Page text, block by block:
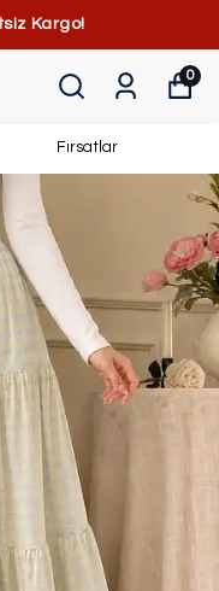
Kargo!
0
Fırsatlar